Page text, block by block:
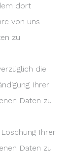
dort
von uns
zu
die
Ihrer
Daten zu
Löschung Ihrer
Daten zu